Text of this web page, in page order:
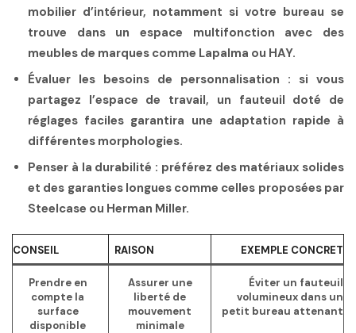
mobilier d’intérieur, notamment si votre bureau se
trouve dans un espace multifonction avec des
meubles de marques comme Lapalma ou HAY.
Évaluer les besoins de personnalisation : si vous
partagez l’espace de travail, un fauteuil doté de
réglages faciles garantira une adaptation rapide à
différentes morphologies.
Penser à la durabilité : préférez des matériaux solides
et des garanties longues comme celles proposées par
Steelcase ou Herman Miller.
CONSEIL RAISON EXEMPLE CONCRET
Prendre en
compte la
surface
disponible
Assurer une
liberté de
mouvement
minimale
Éviter un fauteuil
volumineux dans un
petit bureau attenant